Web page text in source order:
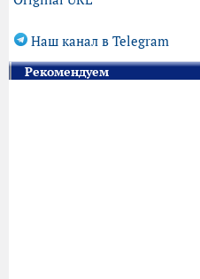
Наш канал в Telegram
Рекомендуем